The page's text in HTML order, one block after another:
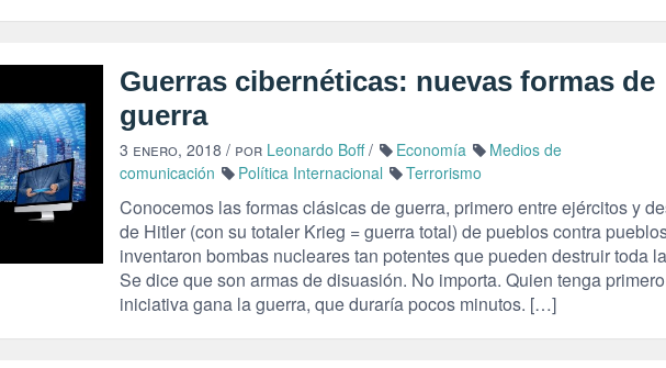
Guerras cibernéticas: nuevas formas de
guerra
3 enero, 2018 / por Leonardo Boff/ Economía
Medios de
comunicación
Política Internacional Terrorismo
Conocemos las formas clásicas de guerra, primero entre ejércitos y
de Hitler (con su totaler Krieg = guerra total) de pueblos contra
inventaron bombas nucleares tan potentes que pueden destruir toda
Se dice que son armas de disuasión. No importa. Quien tenga
iniciativa gana la guerra, que duraría pocos minutos. […]